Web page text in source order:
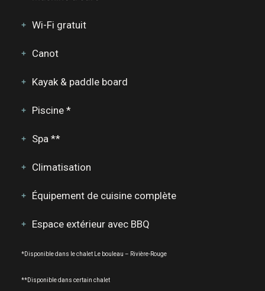
Wi-Fi gratuit
Canot
Kayak & paddle board
Piscine *
Spa **
Climatisation
Équipement de cuisine complète
Espace extérieur avec BBQ
*Disponible dans le chalet Le bouleau – Rivière-Rouge
**Disponible dans certain chalet